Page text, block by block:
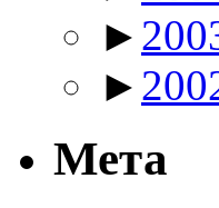
►
►
Мета